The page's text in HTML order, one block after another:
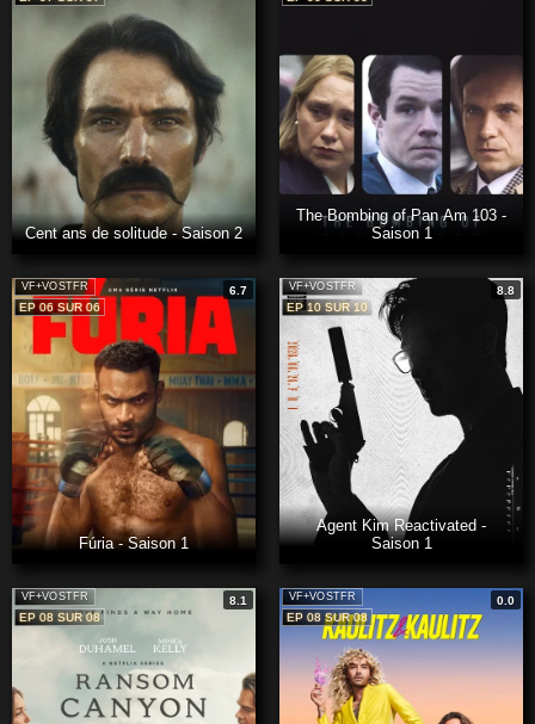
Cent ans de solitude - Saison 2
The Bombing of Pan Am 103 -
Saison 1
VF+VOSTFR
6.7
EP 06 SUR 06
Fúria - Saison 1
VF+VOSTFR
8.8
EP 10 SUR 10
Agent Kim Reactivated -
Saison 1
VF+VOSTFR
8.1
EP 08 SUR 08
VF+VOSTFR
0.0
EP 08 SUR 08